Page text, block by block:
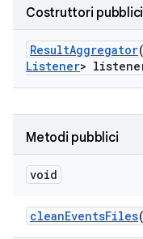
Costruttori pubblici
ResultAggregator
Listener>
Metodi pubblici
void
cleanEventsFiles